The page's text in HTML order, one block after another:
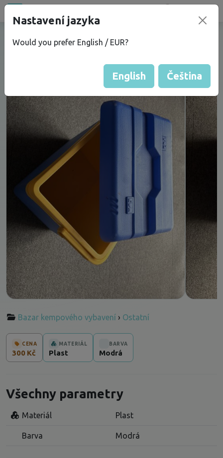
Nový cestovní box 24L
Bazar kempového vybavení › Ostatní
CENA
300 Kč
MATERIÁL
Plast
BARVA
Modrá
Všechny parametry
Materiál Plast
Barva Modrá
Nastavení jazyka
Would you prefer English / EUR?
English Čeština